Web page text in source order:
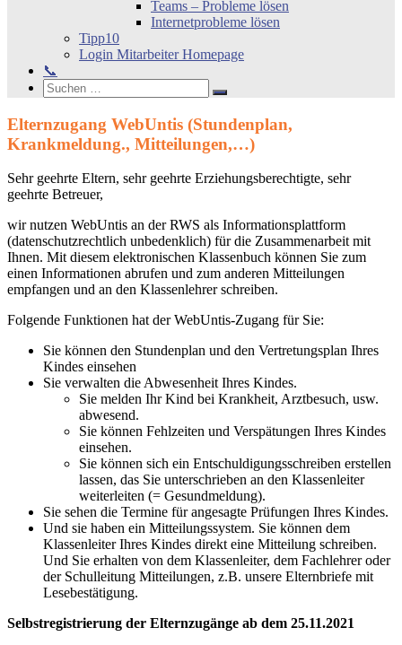
Teams – Probleme lösen
Internetprobleme lösen
Tipp10
Login Mitarbeiter Homepage
📞
Search
Suchen
nach:
Suchen
Elternzugang WebUntis (Stundenplan,
Krankmeldung., Mitteilungen,…)
Sehr geehrte Eltern, sehr geehrte Erziehungsberechtigte, sehr
geehrte Betreuer,
wir nutzen WebUntis an der RWS als Informationsplattform
(datenschutzrechtlich unbedenklich) für die Zusammenarbeit mit
Ihnen. Mit diesem elektronischen Klassenbuch können Sie zum
einen Informationen abrufen und zum anderen Mitteilungen
empfangen und an den Klassenlehrer schreiben.
Folgende Funktionen hat der WebUntis-Zugang für Sie:
Sie können den Stundenplan und den Vertretungsplan Ihres
Kindes einsehen
Sie verwalten die Abwesenheit Ihres Kindes.
Sie melden Ihr Kind bei Krankheit, Arztbesuch, usw.
abwesend.
Sie können Fehlzeiten und Verspätungen Ihres Kindes
einsehen.
Sie können sich ein Entschuldigungsschreiben erstellen
lassen, das Sie unterschrieben an den Klassenleiter
weiterleiten (= Gesundmeldung).
Sie sehen die Termine für angesagte Prüfungen Ihres Kindes.
Und sie haben ein Mitteilungssystem. Sie können dem
Klassenleiter Ihres Kindes direkt eine Mitteilung schreiben.
Und Sie erhalten von dem Klassenleiter, dem Fachlehrer oder
der Schulleitung Mitteilungen, z.B. unsere Elternbriefe mit
Lesebestätigung.
Selbstregistrierung der Elternzugänge ab dem 25.11.2021